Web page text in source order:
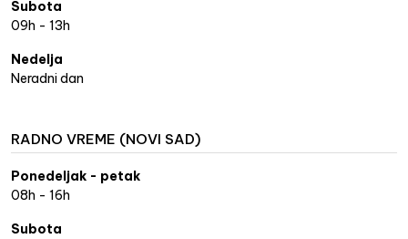
Subota
09h - 13h
Nedelja
Neradni dan
RADNO VREME (NOVI SAD)
Ponedeljak - petak
08h - 16h
Subota